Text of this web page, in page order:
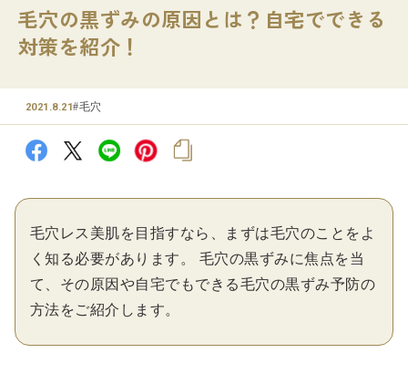
毛穴の黒ずみの原因とは？自宅でできる
対策を紹介！
2021.8.21#毛穴
毛穴レス美肌を目指すなら、まずは毛穴のことをよ
く知る必要があります。 毛穴の黒ずみに焦点を当
て、その原因や自宅でもできる毛穴の黒ずみ予防の
方法をご紹介します。